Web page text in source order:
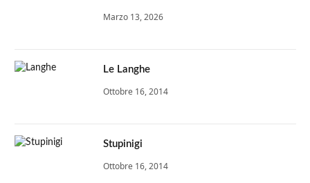
Marzo 13, 2026
Le Langhe
Ottobre 16, 2014
Stupinigi
Ottobre 16, 2014